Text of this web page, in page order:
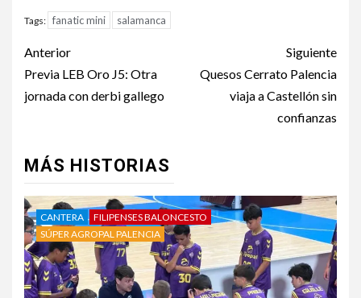
Tags: fanatic mini salamanca
Anterior
Previa LEB Oro J5: Otra
jornada con derbi gallego
Siguiente
Quesos Cerrato Palencia
viaja a Castellón sin
confianzas
MÁS HISTORIAS
CANTERA
FILIPENSES BALONCESTO
SÚPER AGROPAL PALENCIA